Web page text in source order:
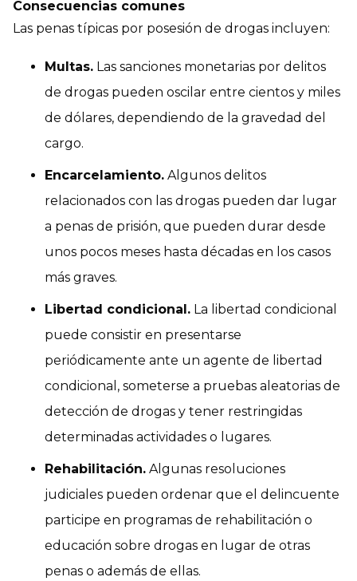
Consecuencias comunes
Las penas típicas por posesión de drogas incluyen:
Multas. Las sanciones monetarias por delitos
de drogas pueden oscilar entre cientos y miles
de dólares, dependiendo de la gravedad del
cargo.
Encarcelamiento. Algunos delitos
relacionados con las drogas pueden dar lugar
a penas de prisión, que pueden durar desde
unos pocos meses hasta décadas en los casos
más graves.
Libertad condicional. La libertad condicional
puede consistir en presentarse
periódicamente ante un agente de libertad
condicional, someterse a pruebas aleatorias de
detección de drogas y tener restringidas
determinadas actividades o lugares.
Rehabilitación. Algunas resoluciones
judiciales pueden ordenar que el delincuente
participe en programas de rehabilitación o
educación sobre drogas en lugar de otras
penas o además de ellas.